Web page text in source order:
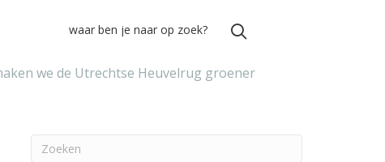
we de Utrechtse Heuvelrug groener